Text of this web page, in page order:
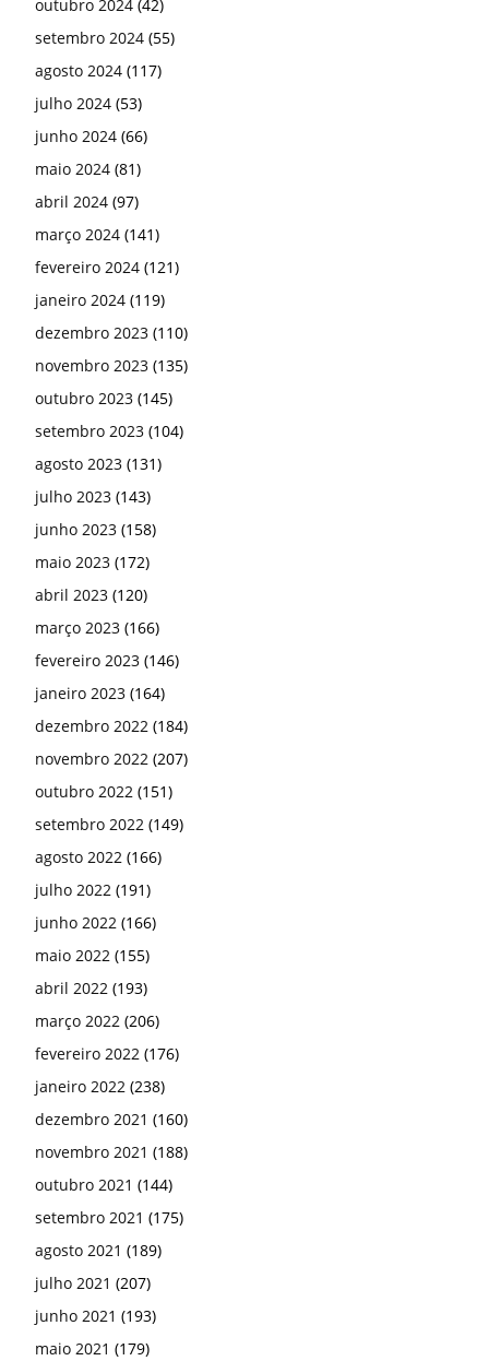
outubro 2024 (42)
setembro 2024 (55)
agosto 2024 (117)
julho 2024 (53)
junho 2024 (66)
maio 2024 (81)
abril 2024 (97)
março 2024 (141)
fevereiro 2024 (121)
janeiro 2024 (119)
dezembro 2023 (110)
novembro 2023 (135)
outubro 2023 (145)
setembro 2023 (104)
agosto 2023 (131)
julho 2023 (143)
junho 2023 (158)
maio 2023 (172)
abril 2023 (120)
março 2023 (166)
fevereiro 2023 (146)
janeiro 2023 (164)
dezembro 2022 (184)
novembro 2022 (207)
outubro 2022 (151)
setembro 2022 (149)
agosto 2022 (166)
julho 2022 (191)
junho 2022 (166)
maio 2022 (155)
abril 2022 (193)
março 2022 (206)
fevereiro 2022 (176)
janeiro 2022 (238)
dezembro 2021 (160)
novembro 2021 (188)
outubro 2021 (144)
setembro 2021 (175)
agosto 2021 (189)
julho 2021 (207)
junho 2021 (193)
maio 2021 (179)